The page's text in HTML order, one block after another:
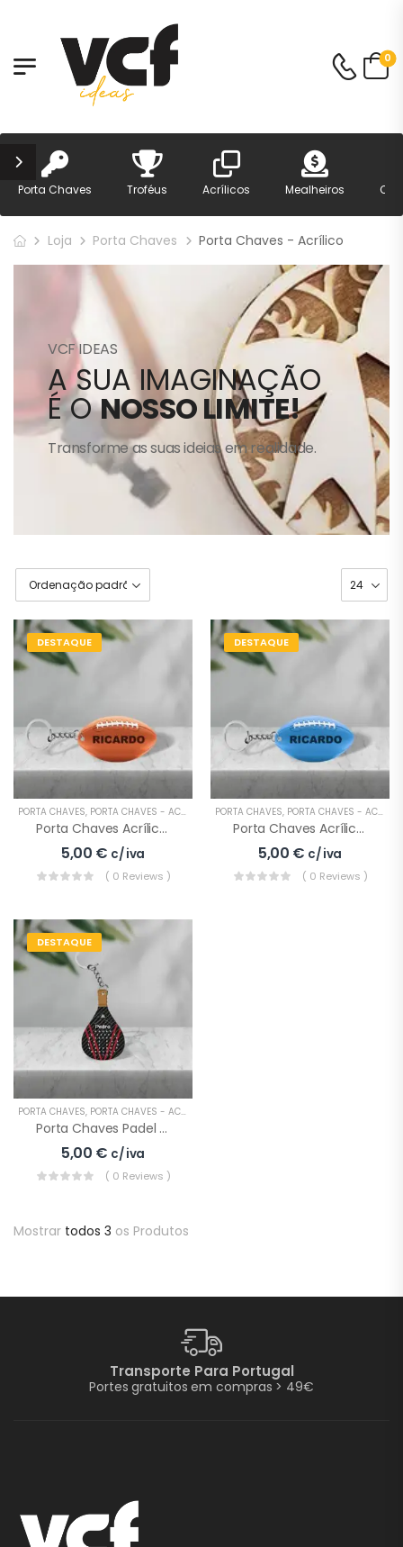
0
Porta Chaves Troféus Acrílicos Mealheiros
Loja Porta Chaves Porta Chaves - Acrílico
Troféu Padel
Modelo 4
9,90€c/ iva
Troféu Padel
Modelo 2
12,90 € c/ iva
DIA DO PAI COM
VCF IDEAS
A SUA IMAGINAÇÃO
É ONOSSO LIMITE!
Transforme as suas ideias em realidade.
DESTAQUE
PORTA CHAVES, PORTA CHAVES - ACRÍLICO PRESENTES
Porta Chaves Acrílico Personalizado Rugby
5,00 € c/ iva
( 0 Reviews )
DESTAQUE
PORTA CHAVES, PORTA CHAVES - ACRÍLICO
Porta Chaves Acrílico Personalizado Rugby Azul
5,00 € c/ iva
( 0 Reviews )
DESTAQUE
PORTA CHAVES, PORTA CHAVES - ACRÍLICO
Porta Chaves Padel Nome
5,00 € c/ iva
( 0 Reviews )
Mostrar todos 3 os Produtos
Transporte Para Portugal
Portes gratuitos em compras > 49€